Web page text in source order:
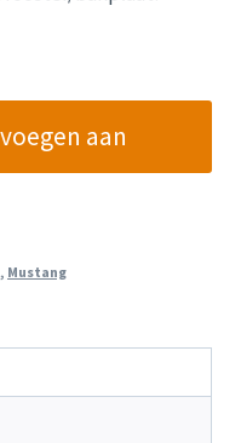
aan
, Mustang